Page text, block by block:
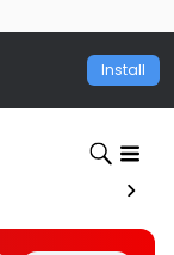
Install